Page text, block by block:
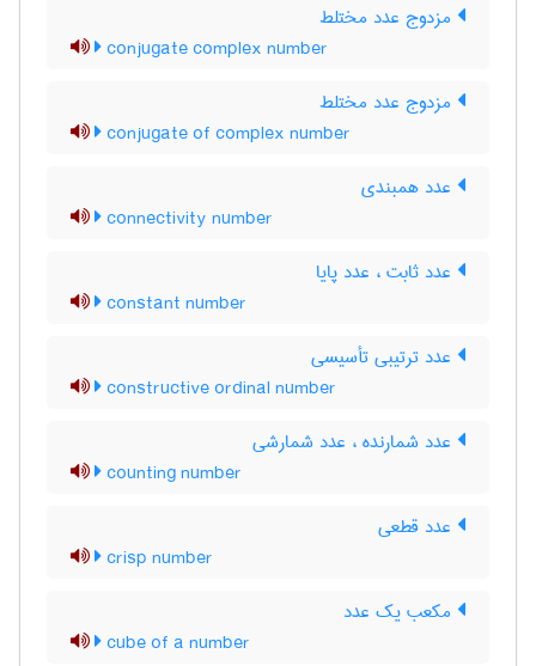
مزدوج عدد مختلط
conjugate complex number
مزدوج عدد مختلط
conjugate of complex number
عدد همبندی
connectivity number
عدد ثابت ، عدد پایا
constant number
عدد ترتیبی تأسیسی
constructive ordinal number
عدد شمارنده ، عدد شمارشی
counting number
عدد قطعی
crisp number
مکعب یک عدد
cube of a number